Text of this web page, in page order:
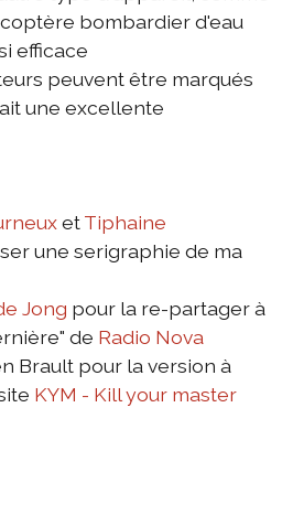
bombardier d'eau
efficace
peuvent être marqués
une excellente
etTiphaine
une serigraphie de ma
Jong pour la re-partager à
de Radio Nova
Brault pour la version à
KYM - Kill your master